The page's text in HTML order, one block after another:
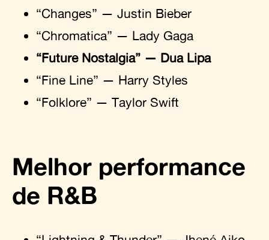
“Changes” — Justin Bieber
“Chromatica” — Lady Gaga
“Future Nostalgia” — Dua Lipa
“Fine Line” — Harry Styles
“Folklore” — Taylor Swift
Melhor performance
de R&B